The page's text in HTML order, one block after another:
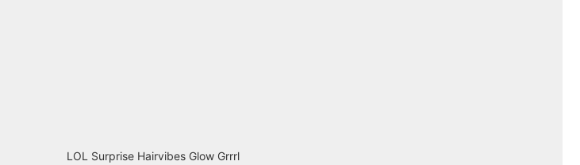
LOL Surprise Hairvibes Glow Grrrl